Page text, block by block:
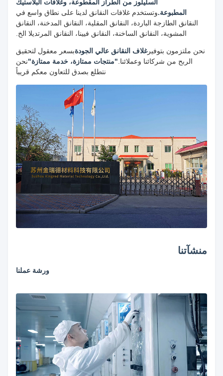
السليلوز من الطراز المقطوعة، وغلافات البلاستيك
المطبوعة.وتستخدم غلافات النقانق لدينا على نطاق واسع في
النقانق الطازجة الباردة، النقانق المقلية، النقانق المدخنة، النقانق
المشوية، النقانق الساخنة، النقانق فيينا، النقانق المرتديلا الخ.
نحن ملتزمون بتوفيرغلاف النقانق عالي الجودةبسعر معقول لتحقيق
الربح من شركائنا وعملائنا. "منتجات ممتازة، خدمة ممتازة"نحن
نتطلع بصدق للتعاون معكم قريباً
منشآتنا
ورشة عملنا